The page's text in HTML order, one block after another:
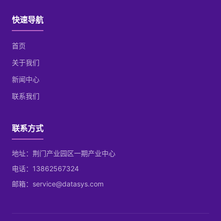
快速导航
首页
关于我们
新闻中心
联系我们
联系方式
地址：荆门产业园区一期产业中心
电话：13862567324
邮箱：service@datasys.com